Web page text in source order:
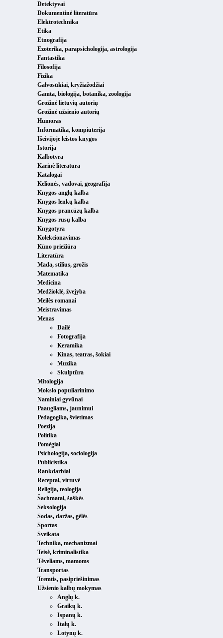
Detektyvai
Dokumentinė literatūra
Elektrotechnika
Etika
Etnografija
Ezoterika, parapsichologija, astrologija
Fantastika
Filosofija
Fizika
Galvosūkiai, kryžiažodžiai
Gamta, biologija, botanika, zoologija
Grožinė lietuvių autorių
Grožinė užsienio autorių
Humoras
Informatika, kompiuterija
Išeivijoje leistos knygos
Istorija
Kalbotyra
Karinė literatūra
Katalogai
Kelionės, vadovai, geografija
Knygos anglų kalba
Knygos lenkų kalba
Knygos prancūzų kalba
Knygos rusų kalba
Knygotyra
Kolekcionavimas
Kūno priežiūra
Literatūra
Mada, stilius, grožis
Matematika
Medicina
Medžioklė, žvejyba
Meilės romanai
Meistravimas
Menas
Dailė
Fotografija
Keramika
Kinas, teatras, šokiai
Muzika
Skulptūra
Mitologija
Mokslo populiarinimo
Naminiai gyvūnai
Paaugliams, jaunimui
Pedagogika, švietimas
Poezija
Politika
Pomėgiai
Psichologija, sociologija
Publicistika
Rankdarbiai
Receptai, virtuvė
Religija, teologija
Šachmatai, šaškės
Seksologija
Sodas, daržas, gėlės
Sportas
Sveikata
Technika, mechanizmai
Teisė, kriminalistika
Tėveliams, mamoms
Transportas
Tremtis, pasipriešinimas
Užsienio kalbų mokymas
Anglų k.
Graikų k.
Ispanų k.
Italų k.
Lotynų k.